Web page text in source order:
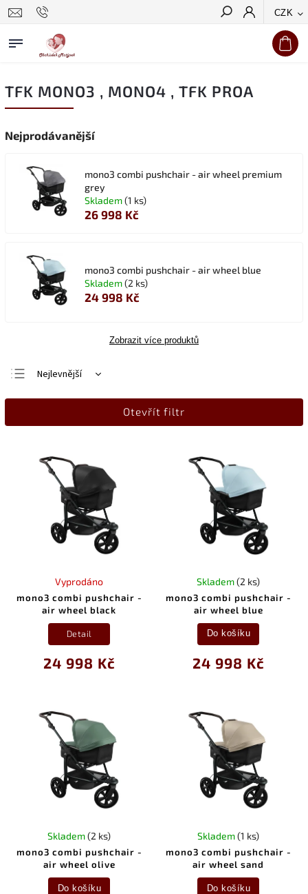
CZK
Hledat
TFK MONO3 , MONO4 , TFK PROA
Nejprodávanější
mono3 combi pushchair - air wheel premium
grey
Skladem(1 ks)
26 998 Kč
mono3 combi pushchair - air wheel blue
Skladem(2 ks)
24 998 Kč
Zobrazit více produktů
Nejlevnější
Nejdražší
Otevřít filtr
mono3 combi pushchair -
air wheel black
Vyprodáno
24 998 Kč
Detail
mono3 combi pushchair -
air wheel blue
Skladem(2 ks)
24 998 Kč
Do košíku
mono3 combi pushchair -
air wheel olive
Skladem(2 ks)
Do košíku
mono3 combi pushchair -
air wheel sand
Skladem(1 ks)
Do košíku